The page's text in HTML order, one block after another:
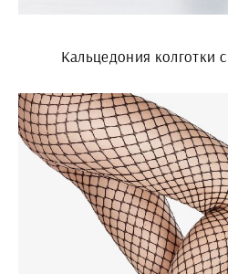
Кальцедония колготки